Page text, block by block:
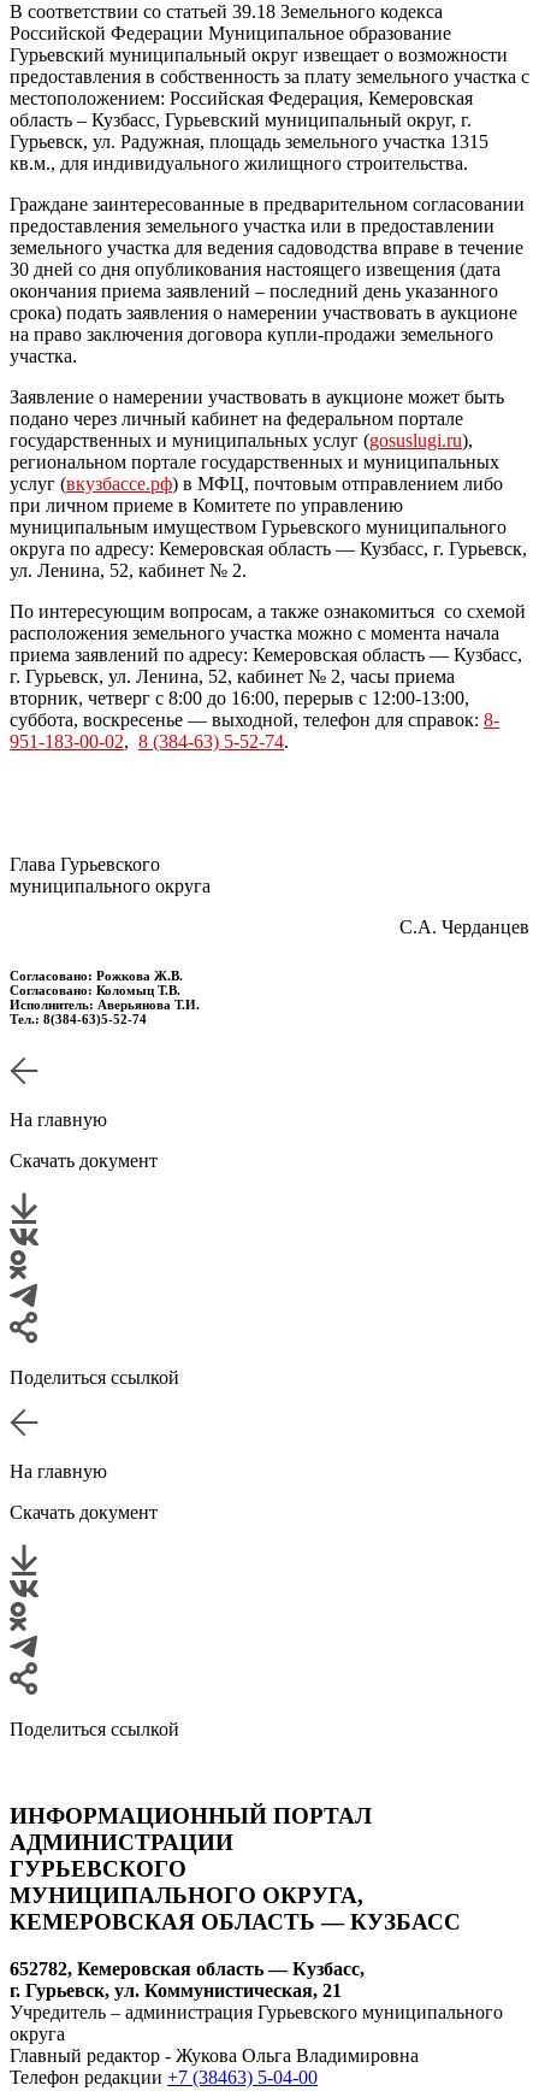
В соответствии со статьей 39.18 Земельного кодекса
Российской Федерации Муниципальное образование
Гурьевский муниципальный округ извещает о возможности
предоставления в собственность за плату земельного участка с
местоположением: Российская Федерация, Кемеровская
область – Кузбасс, Гурьевский муниципальный округ, г.
Гурьевск, ул. Радужная, площадь земельного участка 1315
кв.м., для индивидуального жилищного строительства.
Граждане заинтересованные в предварительном согласовании
предоставления земельного участка или в предоставлении
земельного участка для ведения садоводства вправе в течение
30 дней со дня опубликования настоящего извещения (дата
окончания приема заявлений – последний день указанного
срока) подать заявления о намерении участвовать в аукционе
на право заключения договора купли-продажи земельного
участка.
Заявление о намерении участвовать в аукционе может быть
подано через личный кабинет на федеральном портале
государственных и муниципальных услуг (gosuslugi.ru),
региональном портале государственных и муниципальных
услуг (вкузбассе.рф) в МФЦ, почтовым отправлением либо
при личном приеме в Комитете по управлению
муниципальным имуществом Гурьевского муниципального
округа по адресу: Кемеровская область — Кузбасс, г. Гурьевск,
ул. Ленина, 52, кабинет № 2.
По интересующим вопросам, а также ознакомиться со схемой
расположения земельного участка можно с момента начала
приема заявлений по адресу: Кемеровская область — Кузбасс,
г. Гурьевск, ул. Ленина, 52, кабинет № 2, часы приема
вторник, четверг с 8:00 до 16:00, перерыв с 12:00-13:00,
суббота, воскресенье — выходной, телефон для справок: 8-
951-183-00-02, 8 (384-63) 5-52-74.
Глава Гурьевского
муниципального округа
С.А. Черданцев
Согласовано: Рожкова Ж.В.
Согласовано: Коломыц Т.В.
Исполнитель: Аверьянова Т.И.
Тел.: 8(384-63)5-52-74
На главную
Скачать документ
Поделиться ссылкой
На главную
Скачать документ
Поделиться ссылкой
ИНФОРМАЦИОННЫЙ ПОРТАЛ
АДМИНИСТРАЦИИ
ГУРЬЕВСКОГО
МУНИЦИПАЛЬНОГО ОКРУГА,
КЕМЕРОВСКАЯ ОБЛАСТЬ — КУЗБАСС
652782, Кемеровская область — Кузбасс,
г. Гурьевск, ул. Коммунистическая, 21
Учредитель – администрация Гурьевского муниципального
округа
Главный редактор - Жукова Ольга Владимировна
Телефон редакции +7 (38463) 5-04-00